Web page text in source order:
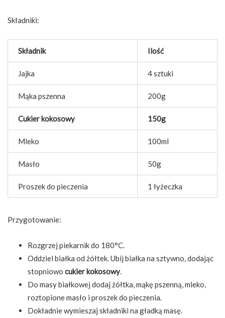
Składniki:
Składnik Ilość
Jajka 4 sztuki
Mąka pszenna 200g
Cukier kokosowy 150g
Mleko 100ml
Masło 50g
Proszek do pieczenia 1 łyżeczka
Przygotowanie:
Rozgrzej piekarnik do 180°C.
Oddziel białka od żółtek. Ubij białka na sztywno, dodając
stopniowo cukier kokosowy.
Do masy białkowej dodaj żółtka, mąkę pszenną, mleko,
roztopione masło i proszek do pieczenia.
Dokładnie wymieszaj składniki na gładką masę.